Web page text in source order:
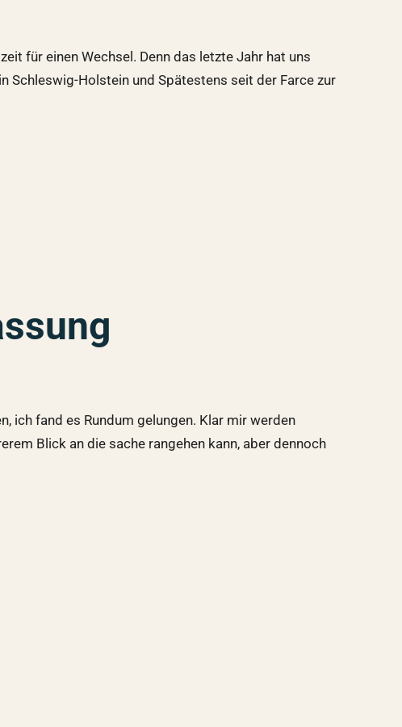
für einen Wechsel. Denn das letzte Jahr hat uns
Schleswig-Holstein und Spätestens seit der Farce zur
ich fand es Rundum gelungen. Klar mir werden
Blick an die sache rangehen kann, aber dennoch